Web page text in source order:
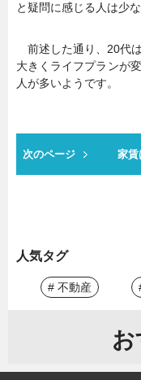
と疑問に感じる人は少
前述した通り、20代
大きくライフプランが
人が多いようです。
次のページ 家賃
人気タグ
# 不動産